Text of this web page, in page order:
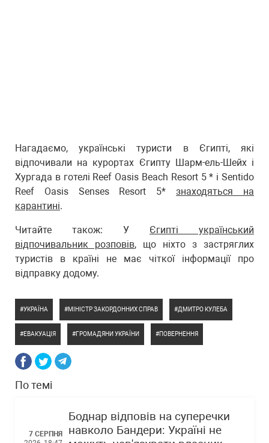
Нагадаємо, українські туристи в Єгипті, які
відпочивали на курортах Єгипту Шарм-ель-Шейх і
Хургада в готелі Reef Oasis Beach Resort 5 * і Sentido
Reef Oasis Senses Resort 5*знаходяться на
карантині.
Читайте також: У Єгипті український
відпочивальник розповів, що ніхто з застряглих
туристів в країні не має чіткої інформації про
відправку додому.
УКРАЇНА МІНІСТР ЗАКОРДОННИХ СПРАВ ДМИТРО КУЛЕБА
ЕВАКУАЦІЯ ГРОМАДЯНИ УКРАЇНИ ПОВЕРНЕННЯ
По темі
7 СЕРПНЯ
Боднар відповів на суперечки
навколо Бандери: Україні не